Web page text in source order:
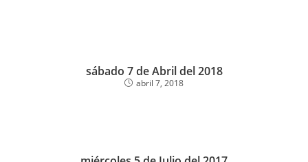
sábado 7 de Abril del 2018
abril 7, 2018